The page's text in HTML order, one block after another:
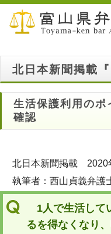
北日本新聞掲載
生活保護利用の
確認
北日本新聞掲載 2020
執筆者：西山貞義弁護
1人で生活して
るを得なくなり